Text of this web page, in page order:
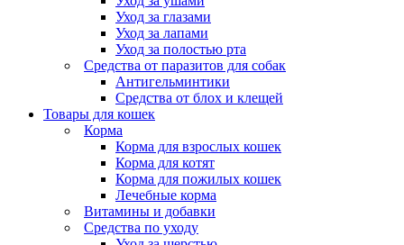
Уход за глазами
Уход за лапами
Уход за полостью рта
Средства от паразитов для собак
Антигельминтики
Средства от блох и клещей
Товары для кошек
Корма
Корма для взрослых кошек
Корма для котят
Корма для пожилых кошек
Лечебные корма
Витамины и добавки
Средства по уходу